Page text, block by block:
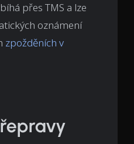
přes TMS a lze
oznámení
zpožděních v